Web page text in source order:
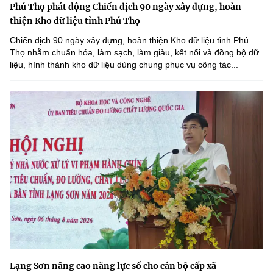
Phú Thọ phát động Chiến dịch 90 ngày xây dựng, hoàn
thiện Kho dữ liệu tỉnh Phú Thọ
Chiến dịch 90 ngày xây dựng, hoàn thiện Kho dữ liệu tỉnh Phú
Thọ nhằm chuẩn hóa, làm sạch, làm giàu, kết nối và đồng bộ dữ
liệu, hình thành kho dữ liệu dùng chung phục vụ công tác...
Lạng Sơn nâng cao năng lực số cho cán bộ cấp xã